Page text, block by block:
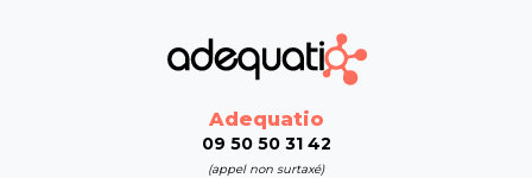
Adequatio
09 50 50 31 42
(appel non surtaxé)